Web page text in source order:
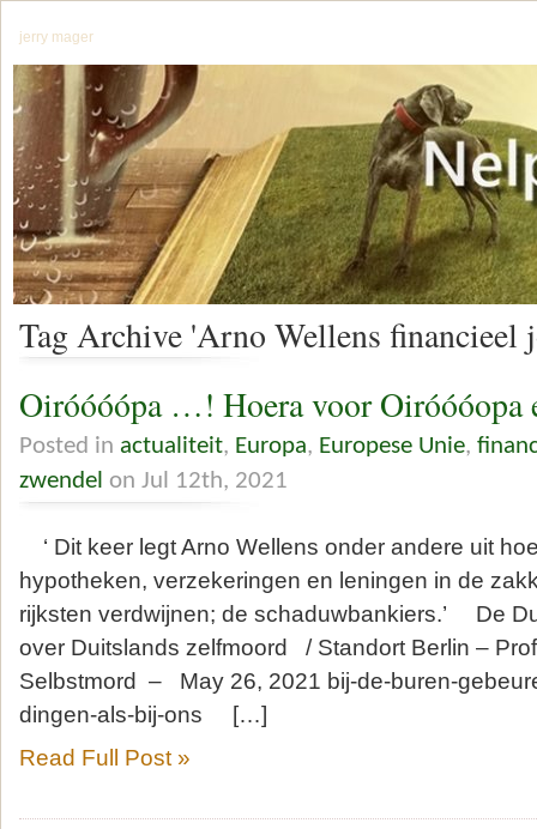
jerry mager
Tag Archive 'Arno Wellens financieel
Oiróóóópa …! Hoera voor Oiróóóopa
Posted in actualiteit, Europa, Europese Unie,
zwendel on Jul 12th, 2021
‘ Dit keer legt Arno Wellens onder andere uit
hypotheken, verzekeringen en leningen in de
rijksten verdwijnen; de schaduwbankiers.’ De
over Duitslands zelfmoord / Standort Berlin –
Selbstmord – May 26, 2021 bij-de-buren-
dingen-als-bij-ons […]
Read Full Post »